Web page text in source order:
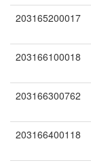
203165200017
203166100018
203166300762
203166400118